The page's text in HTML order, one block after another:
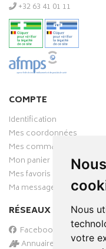
Nous
votre
‭+32 63 41 01 11‬
COMPTE
Identification
Mes coordonnées
Mes commandes
Mon panier
Mes favoris
Ma messagerie
RÉSEAUX SOCIAUX
Facebook
Annuaire des